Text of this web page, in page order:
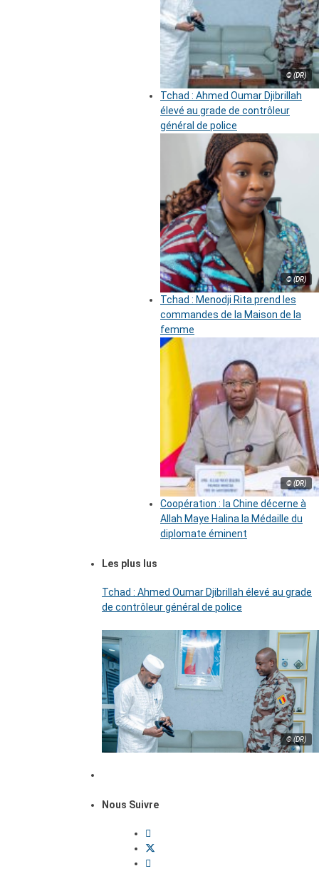
© (DR)
Tchad : Ahmed Oumar Djibrillah
élevé au grade de contrôleur
général de police
© (DR)
Tchad : Menodji Rita prend les
commandes de la Maison de la
femme
© (DR)
Coopération : la Chine décerne à
Allah Maye Halina la Médaille du
diplomate éminent
Les plus lus
Tchad : Ahmed Oumar Djibrillah élevé au grade
de contrôleur général de police
© (DR)
Nous Suivre